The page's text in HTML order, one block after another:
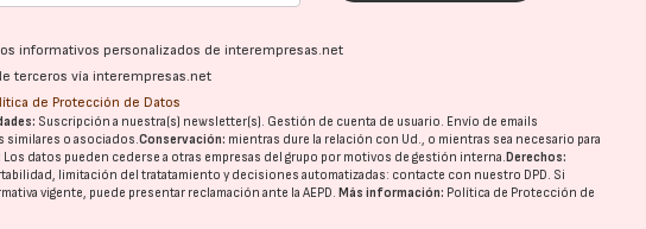
informativos personalizados de interempresas.net
terceros vía interempresas.net
de Protección de Datos
Suscripción a nuestra(s) newsletter(s). Gestión de cuenta de usuario. Envío de emails
similares o asociados.Conservación: mientras dure la relación con Ud., o mientras sea necesario para
Los datos pueden cederse a otras empresas del grupo por motivos de gestión interna.Derechos:
limitación del tratatamiento y decisiones automatizadas: contacte con nuestro DPD. Si
vigente, puede presentar reclamación ante laAEPD.Más información: Política de Protección de